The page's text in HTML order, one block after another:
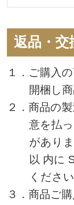
送料
お支
ポ